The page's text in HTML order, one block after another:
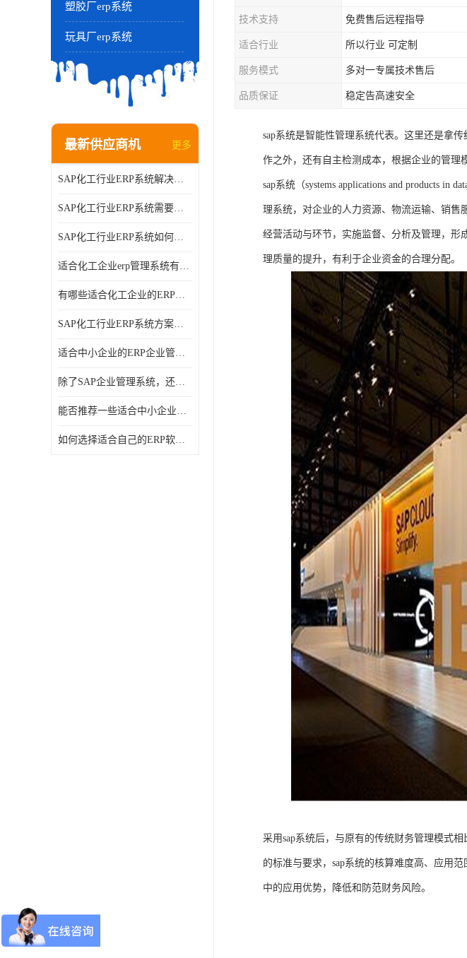
塑胶厂erp系统
玩具厂erp系统
最新供应商机 更多
SAP化工行业ERP系统解决方案的细节和功能介绍？北京奥维奥
SAP化工行业ERP系统需要多少钱？北京奥维奥
SAP化工行业ERP系统如何帮助企业提率和降？北京奥维奥
适合化工企业erp管理系统有哪些？分别有哪些优势?
有哪些适合化工企业的ERP管理系统？分别需要多少钱？
SAP化工行业ERP系统方案介绍？SAP实施商，北京奥维奥
适合中小企业的ERP企业管理系统的价格大概是多少？北京奥维奥
除了SAP企业管理系统，还有哪些类似的企业管理软件可以推荐？
能否推荐一些适合中小企业的ERP企业管理软件？北京奥维奥
如何选择适合自己的ERP软件？北京奥维奥
技术支持 免费售后远程指导
适合行业 所以行业 可定制
服务模式 多对一专属技术售后
品质保证 稳定告高速安全
sap系统是智能性管理系统代表。这里还是拿
作之外，还有自主检测成本，根据企业的管理
sap系统（systems applications and products in
理系统，对企业的人力资源、物流运输、销售
经营活动与环节，实施监督、分析及管理，形
理质量的提升，有利于企业资金的合理分配。
采用sap系统后，与原有的传统财务管理模式
的标准与要求，sap系统的核算难度高、应用
中的应用优势，降低和防范财务风险。